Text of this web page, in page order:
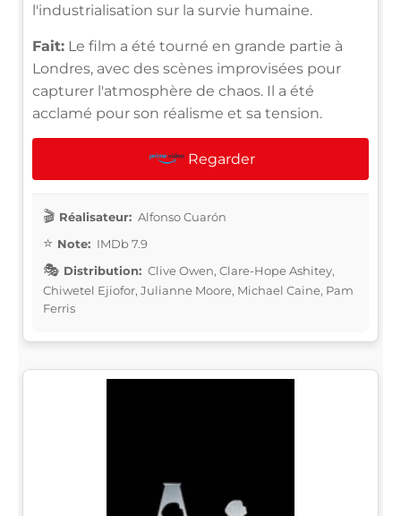
l'industrialisation sur la survie humaine.
Fait: Le film a été tourné en grande partie à
Londres, avec des scènes improvisées pour
capturer l'atmosphère de chaos. Il a été
acclamé pour son réalisme et sa tension.
Regarder
Réalisateur: Alfonso Cuarón
Note: IMDb 7.9
Distribution: Clive Owen, Clare-Hope Ashitey,
Chiwetel Ejiofor, Julianne Moore, Michael Caine, Pam
Ferris